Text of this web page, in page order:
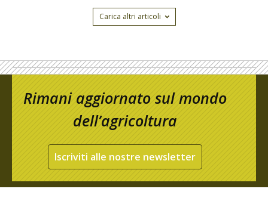
Carica altri articoli
Rimani aggiornato sul mondo
dell’agricoltura
Iscriviti alle nostre newsletter